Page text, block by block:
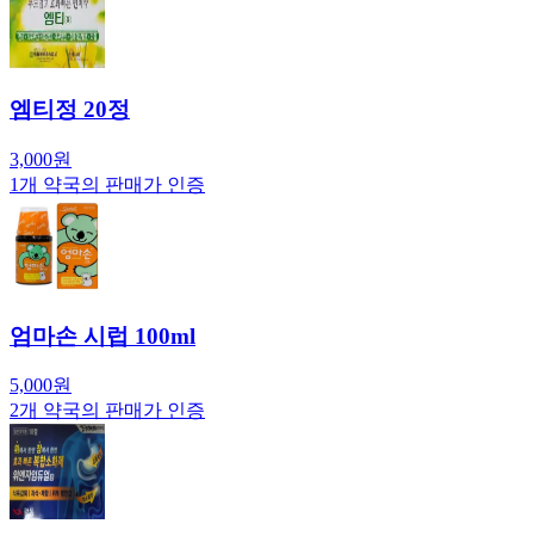
엠티정 20정
3,000원
1개 약국의 판매가 인증
엄마손 시럽 100ml
5,000원
2개 약국의 판매가 인증